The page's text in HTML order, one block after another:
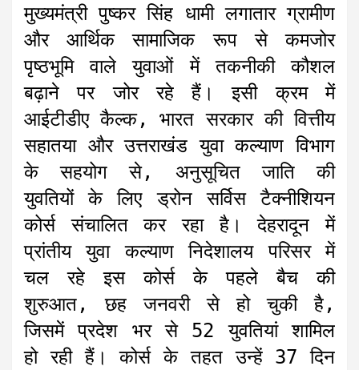
मुख्यमंत्री पुष्कर सिंह धामी लगातार ग्रामीण
और आर्थिक सामाजिक रूप से कमजोर
पृष्ठभूमि वाले युवाओं में तकनीकी कौशल
बढ़ाने पर जोर रहे हैं। इसी क्रम में
आईटीडीए कैल्क, भारत सरकार की वित्तीय
सहातया और उत्तराखंड युवा कल्याण विभाग
के सहयोग से, अनुसूचित जाति की
युवतियों के लिए ड्रोन सर्विस टैक्नीशियन
कोर्स संचालित कर रहा है। देहरादून में
प्रांतीय युवा कल्याण निदेशालय परिसर में
चल रहे इस कोर्स के पहले बैच की
शुरुआत, छह जनवरी से हो चुकी है,
जिसमें प्रदेश भर से 52 युवतियां शामिल
हो रही हैं। कोर्स के तहत उन्हें 37 दिन